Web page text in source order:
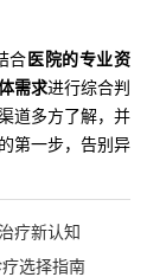
合医院的专业资
需求进行综合判
道多方了解，并
第一步，告别异
疗新认知
选择指南